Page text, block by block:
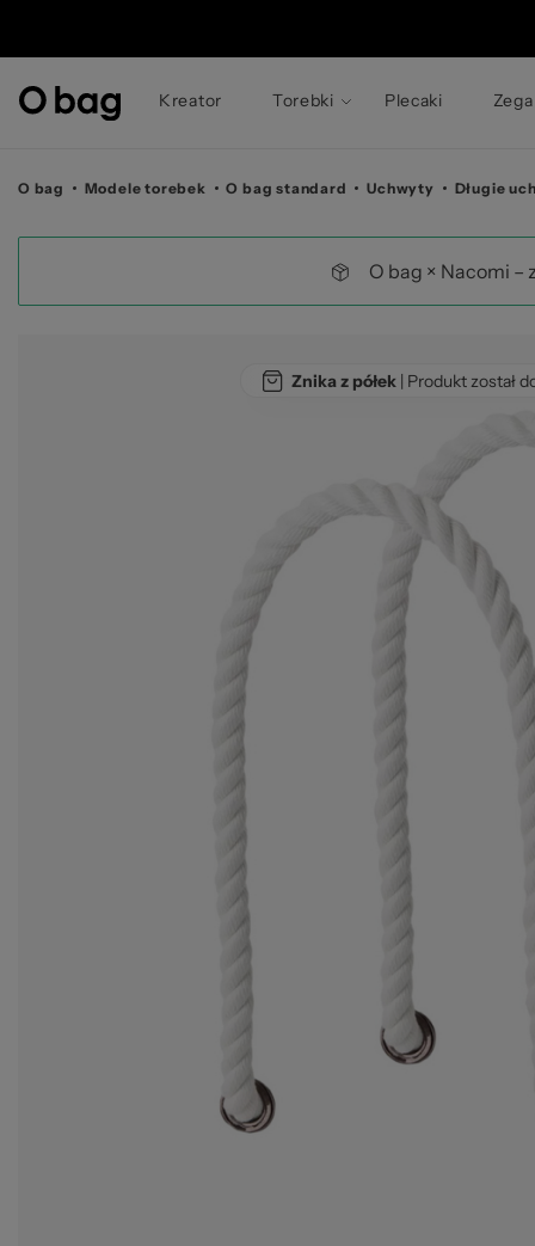
©
Kreator Torebki Plecaki
O bag Modele torebek O bag standard Uchwyty Długie
O bag × Nacomi –
Znika z półek| Produkt został